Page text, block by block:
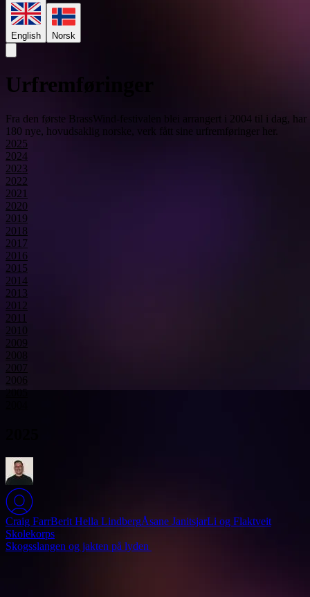
English Norsk
Urfremføringer
Fra den første BrassWind-festivalen blei arrangert i 2004 til i dag, har
180 nye, hovudsaklig norske, verk fått sine urfremføringer her.
2025
2024
2023
2022
2021
2020
2019
2018
2017
2016
2015
2014
2013
2012
2011
2010
2009
2008
2007
2006
2005
Craig FarrBerit Hella LindbergÅsane JanitsjarLi og Flaktveit
Skolekorps
Skogsslangen og jakten på lyden